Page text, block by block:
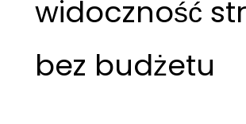
widoczność
bez budżetu